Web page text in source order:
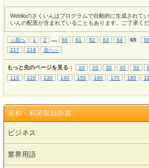
Weblioのさくいんはプログラムで自動的に生成されて
いんの配置が含まれていることもあります。ご了承くだ
＜前へ 1 2 .... 60 61 62 63 64 65 66
217 218 次へ＞
もっと先のページを見る： 10 20 30 40 50
110
120 130 140 150 160 170 180
英和・和英収録辞書
ビジネス
業界用語